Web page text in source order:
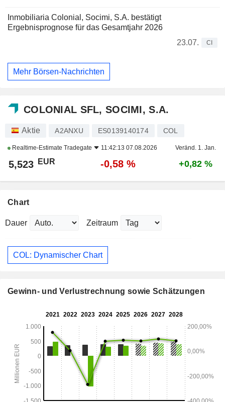
Inmobiliaria Colonial, Socimi, S.A. bestätigt
Ergebnisprognose für das Gesamtjahr 2026
23.07.
CI
Mehr Börsen-Nachrichten
COLONIAL SFL, SOCIMI, S.A.
Aktie A2ANXU ES0139140174 COL
Realtime-Estimate Tradegate 11:42:13 07.08.2026 Veränd. 1. Jan.
5,523 EUR -0,58 % +0,82 %
Chart
Dauer Zeitraum
COL: Dynamischer Chart
Gewinn- und Verlustrechnung sowie Schätzungen